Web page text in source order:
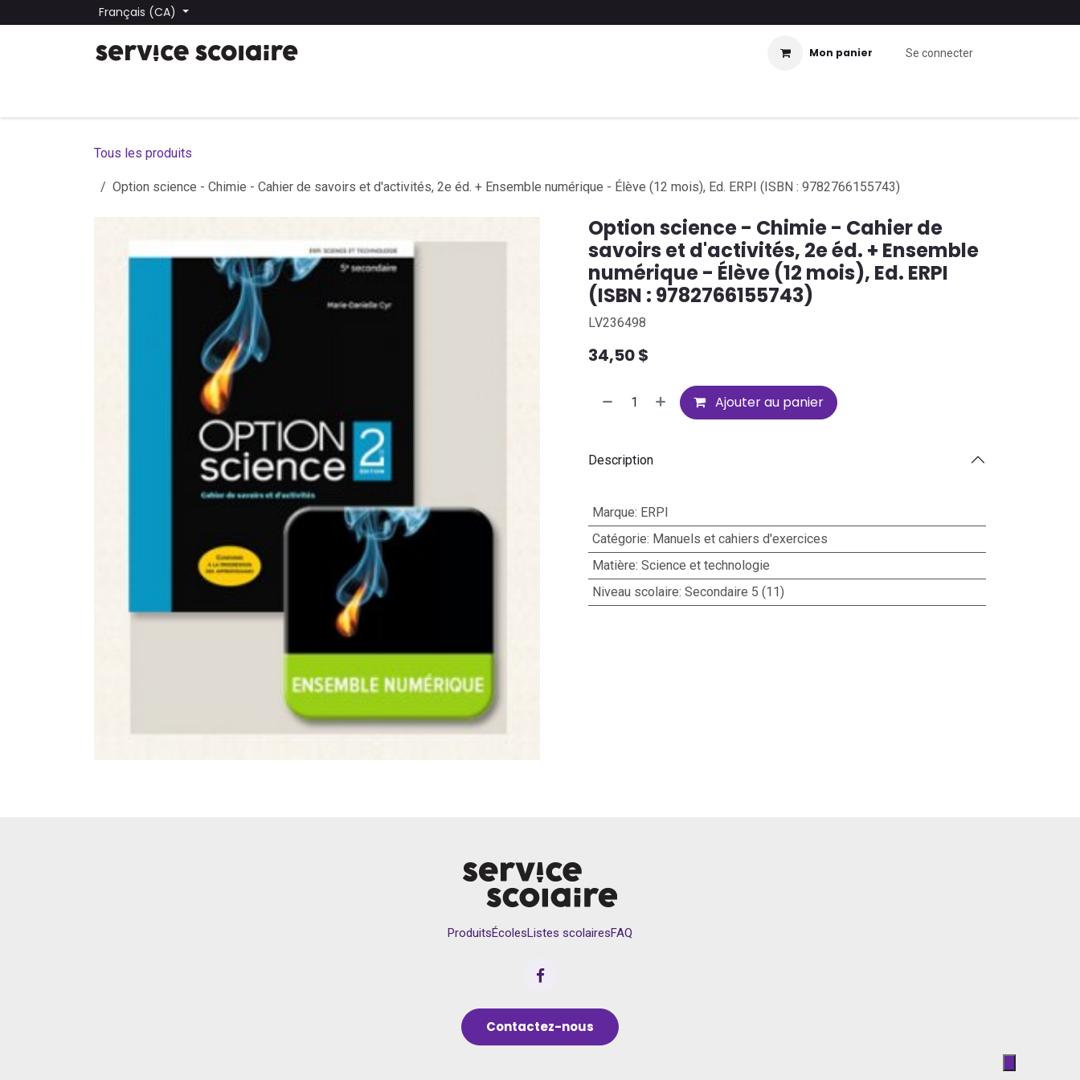
Se rendre au contenuFrançais (CA)
Mon panier Se connecter
Tous les produits
Option science - Chimie - Cahier de savoirs et d'activités, 2e éd. + Ensemble numérique - Élève (12 mois), Ed. ERPI (ISBN : 9782766155743)
Option science - Chimie - Cahier de
savoirs et d'activités, 2e éd. + Ensemble
numérique - Élève (12 mois), Ed. ERPI
(ISBN : 9782766155743)
LV236498
34,50$
Ajouter au panier
Description
Marque: ERPI
Catégorie: Manuels et cahiers d'exercices
Matière: Science et technologie
Niveau scolaire: Secondaire 5 (11)
ProduitsÉcolesListes scolairesFAQ
Contactez-nous